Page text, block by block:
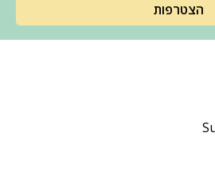
הצטרפות